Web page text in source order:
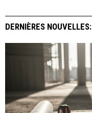
DERNIÈRES NOUVELLES: